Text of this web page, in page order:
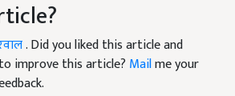
. Did you liked this article and
improve this article? Mailme your